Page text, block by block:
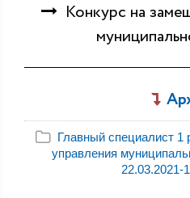
Конкурс на
Главный специалист 1
управления
22.03.2021-